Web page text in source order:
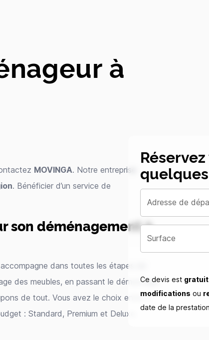
à
MOVINGA. Notre entreprise
. Bénéficier d’un service de
son déménagement à
dans toutes les étapes de
des meubles, en passant le démontage,
de tout. Vous avez le choix entre 3
: Standard, Premium et Deluxe.
Adresse de
Surface
Ce devis est gratuit
modifications ou
date de la